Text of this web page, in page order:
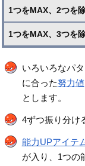
1つをMAX、2つを
1つをMAX、3つを
いろいろなパ
に合った努力値
とします。
4ずつ振り分け
能力UPアイテ
が入り、1つの